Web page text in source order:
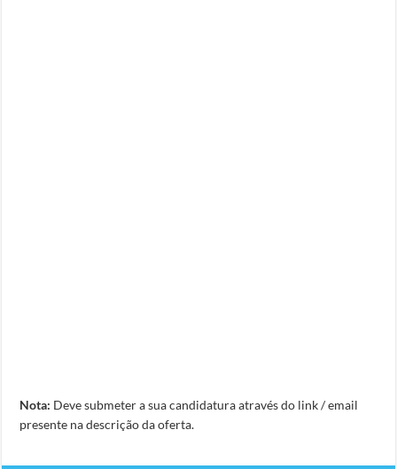
Nota: Deve submeter a sua candidatura através do link / email
presente na descrição da oferta.